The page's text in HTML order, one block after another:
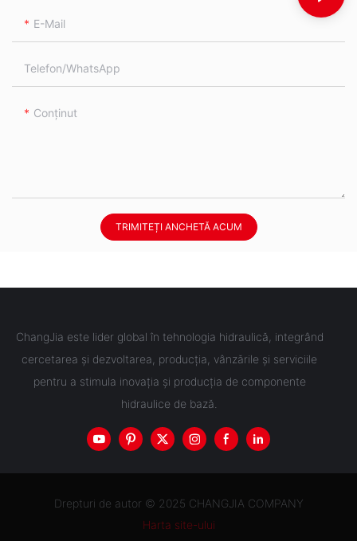
E-Mail
Telefon/WhatsApp
Conţinut
TRIMITEȚI ANCHETĂ ACUM
ChangJia este lider global în tehnologia hidraulică, integrând
cercetarea și dezvoltarea, producția, vânzările și serviciile
pentru a stimula inovația și producția de componente
hidraulice de bază.
Drepturi de autor © 2025 CHANGJIA COMPANY
Harta site-ului